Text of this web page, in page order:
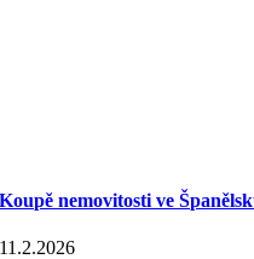
Koupě nemovitosti ve
11.2.2026